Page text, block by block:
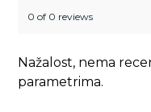
0 of 0 reviews
Nažalost, nema
parametrima.